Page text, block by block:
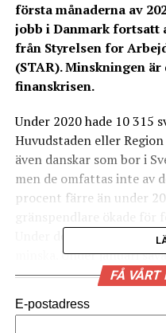
första månaderna av
jobb i Danmark fortsatt
från Styrelsen for
(STAR). Minskningen
finanskrisen.
Under 2020 hade 10 315
Huvudstaden eller
även danskar som bor i
men de omfattas inte av
procent färre än under
Under de första
minska. Under januari
antalet svenskar med
2020. Det visar statistik
FÅ VÅRT
E-postadress